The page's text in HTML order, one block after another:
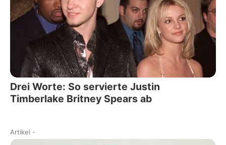
Drei Worte: So servierte Justin
Timberlake Britney Spears ab
Artikel -